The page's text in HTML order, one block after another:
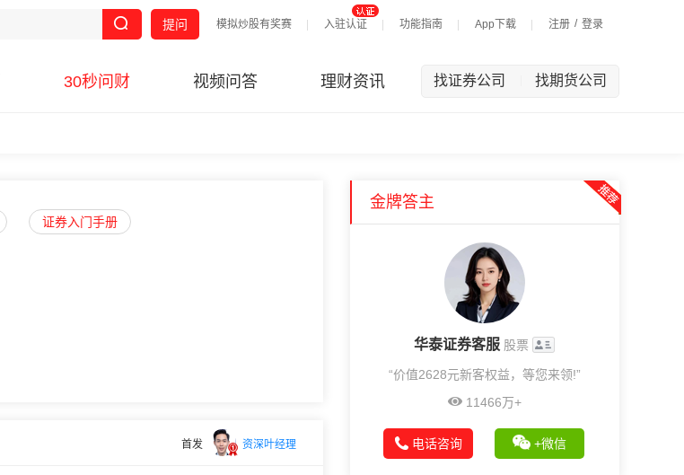
模拟炒股有奖赛 入驻认证 功能指南 App下载 注册 / 登录
提问
30秒问财 视频问答 理财资讯 找证券公司 找期货公司
证券入门手册
首发 资深叶经理
金牌答主
华泰证券客服 股票
“价值2628元新客权益，等您来领!”
11466万+
电话咨询 +微信